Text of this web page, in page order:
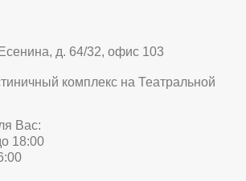
д. 64/32, офис 103
комплекс на Театральной
Вас:
18:00